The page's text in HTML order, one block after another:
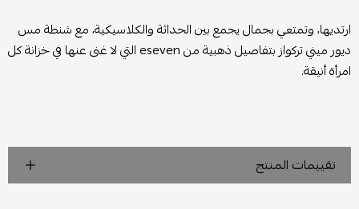
ارتديها، وتمتعي بجمال يجمع بين الحداثة والكلاسيكية، مع شنطة مس
ديور ميني تركواز بتفاصيل ذهبية من eseven التي لا غنى عنها في خزانة كل
امرأة أنيقة.
تقييمات المنتج